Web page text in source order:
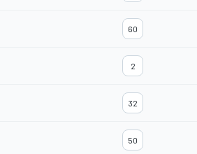
60
2
32
50